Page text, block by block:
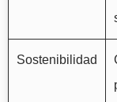
Sostenibilidad